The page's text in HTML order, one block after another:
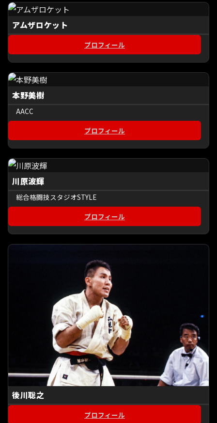
アムザロケット
プロフィール
本野美樹
AACC
プロフィール
川原波輝
総合格闘技スタジオSTYLE
プロフィール
後川聡之
プロフィール